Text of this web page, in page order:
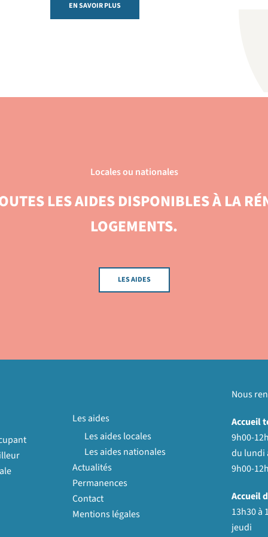
EN SAVOIR PLUS
Locales ou nationales
LES AIDES DISPONIBLES À LA
LOGEMENTS.
LES AIDES
Les aides
Les aides locales
Les aides nationales
Actualités
Permanences
Contact
Mentions légales
Nous
Accueil
9h00-
du lundi
9h00-
Accueil
13h30 à
jeudi